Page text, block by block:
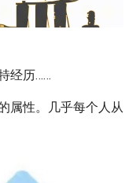
经历……
属性。几乎每个人从